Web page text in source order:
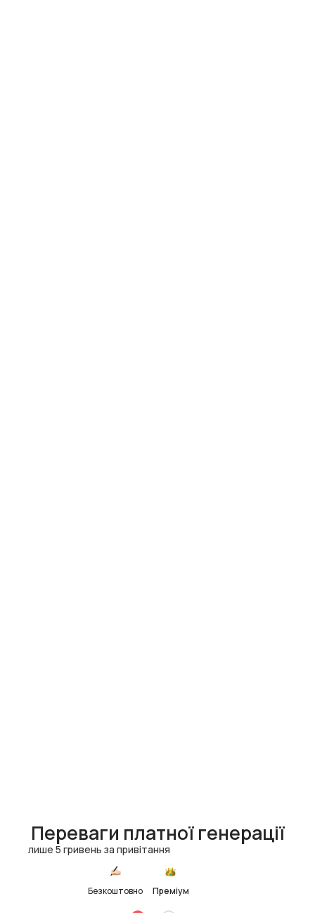
Переваги платної генерації
лише 5 гривень за привітання
Безкоштовно Преміум